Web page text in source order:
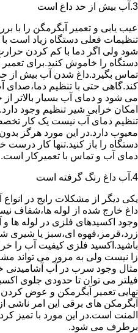
3.آب بیش از حد داغ است
عیب یابی و تعمیر آبگرمگن را با
تنظیمات فعلی دستگاه زیاد
شود ولی اگر دما با کم کردن حرارت
دستگاه را خاموش کنید.برای
تماس بگیرد.داغ شدن آب بیش از حد
کند.گاهی حتی با تنظیم
می شود و دمای آب بسیار بالاتر
امکان خرابی شیر تنظیم وجود
تنظیم دمای آب نیست یک کار
معیوب دارد.در این مورد هرگز
دستگاه را باز کنید.تنها کار
دمای آب و تماس با تعمیرکار است.
4.آب داغ رنگ گرفته است
یکی دیگر از مشکلات رایج در
داغ خارج شده از لوله ها،شفاف
وجود اکسیدهای فلزی در لوله ها
زرد،قرمز،قهوه ای،سبز یا شیری
باشید.اکسید فلزی کیفیت آب را
زا نیست ولی به مرور می تواند
مثال وجود سرب در آب آشامیدنی
فیلتر می توان تا حدودی جلوی
نهایی تعمیر آبگرمکن و عوض
آبگرمکن های برقی این امر
المنت است.در این مورد با تمیز
برطرف می شود.